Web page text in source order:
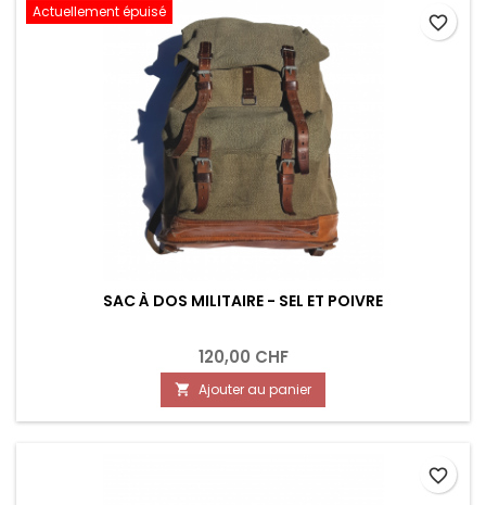
Actuellement épuisé
SAC À DOS MILITAIRE - SEL ET POIVRE
120,00 CHF
 Ajouter au panier
favorite_border
favorite_border